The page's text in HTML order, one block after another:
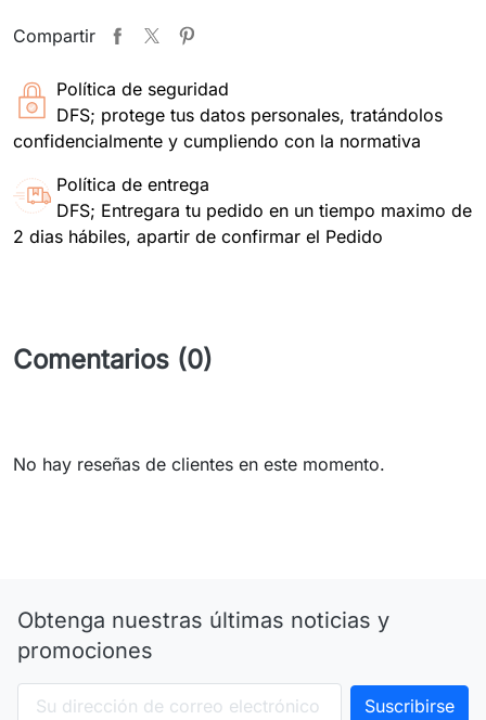
Compartir
Política de seguridad
DFS; protege tus datos personales, tratándolos
confidencialmente y cumpliendo con la normativa
Política de entrega
DFS; Entregara tu pedido en un tiempo maximo de
2 dias hábiles, apartir de confirmar el Pedido
Comentarios (0)
No hay reseñas de clientes en este momento.
Obtenga nuestras últimas noticias y
promociones